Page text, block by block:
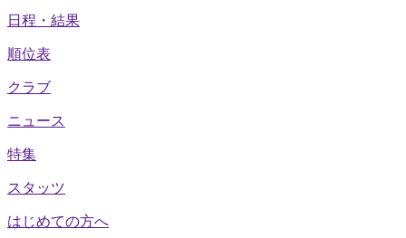
日程・結果
順位表
クラブ
ニュース
特集
スタッツ
はじめての方へ